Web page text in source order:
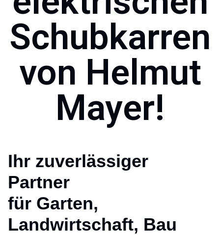
Schubkarren
von Helmut
Mayer!
Ihr zuverlässiger
Partner
für Garten,
Landwirtschaft, Bau